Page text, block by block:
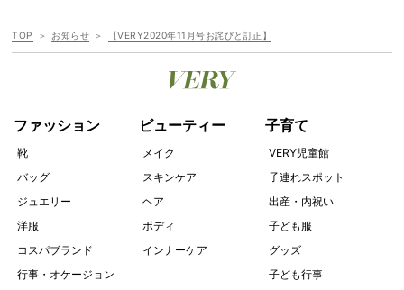
TOP お知らせ 【VERY2020年11月号お詫びと訂正】
ファッション
靴
バッグ
ジュエリー
洋服
コスパブランド
行事・オケージョン
ビューティー
メイク
スキンケア
ヘア
ボディ
インナーケア
子育て
VERY児童館
子連れスポット
出産・内祝い
子ども服
グッズ
子ども行事